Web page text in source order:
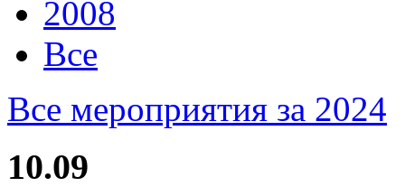
2008
Все
Все мероприятия за 2024
10.09